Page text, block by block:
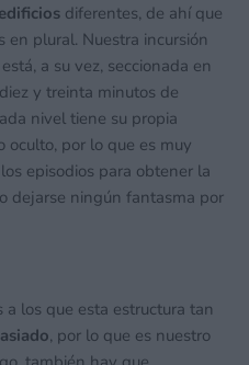
diferentes, de ahí que
plural. Nuestra incursión
a su vez, seccionada en
y treinta minutos de
nivel tiene su propia
oculto, por lo que es muy
episodios para obtener la
dejarse ningún fantasma por
los que esta estructura tan
, por lo que es nuestro